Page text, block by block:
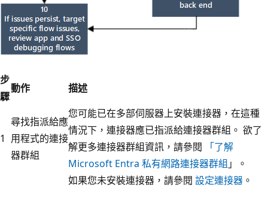
步
驟
動作 描述
1
尋找指派給應
用程式的連接
器群組
您可能已在多部伺服器上安裝連接器，在這種
情況下，連接器應已指派給連接器群組。 欲了
解更多連接器群組資訊，請參閱
「了解
Microsoft Entra 私有網路連接器群組 」。
如果您未安裝連接器，請參閱 設定連接器 。